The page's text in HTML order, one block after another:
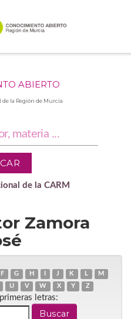
ABIERTO
la Región de Murcia
de la CARM
Zamora
F G H J K L
M
U V W X Y Z
letras: